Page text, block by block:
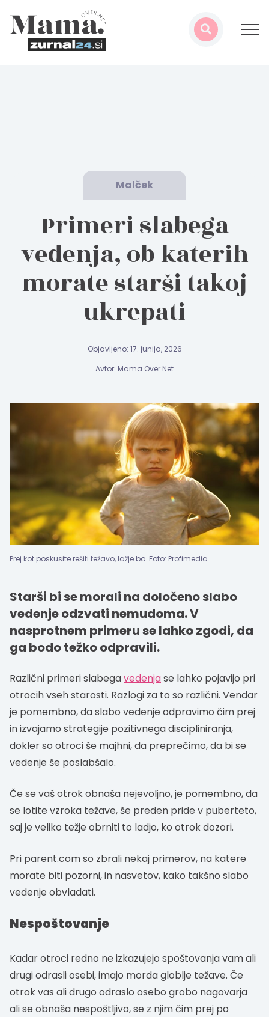
Malček
Primeri slabega
vedenja, ob katerih
morate starši takoj
ukrepati
Objavljeno: 17. junija, 2026
Avtor: Mama.Over.Net
Prej kot poskusite rešiti težavo, lažje bo. Foto: Profimedia
Starši bi se morali na določeno slabo
vedenje odzvati nemudoma. V
nasprotnem primeru se lahko zgodi, da
ga bodo težko odpravili.
Različni primeri slabegavedenjase lahko pojavijo pri
otrocih vseh starosti. Razlogi za to so različni. Vendar
je pomembno, da slabo vedenje odpravimo čim prej
in izvajamo strategije pozitivnega discipliniranja,
dokler so otroci še majhni, da preprečimo, da bi se
vedenje še poslabšalo.
Če se vaš otrok obnaša nejevoljno, je pomembno, da
se lotite vzroka težave, še preden pride v puberteto,
saj je veliko težje obrniti to ladjo, ko otrok dozori.
Pri parent.com so zbrali nekaj primerov, na katere
morate biti pozorni, in nasvetov, kako takšno slabo
vedenje obvladati.
Nespoštovanje
Kadar otroci redno ne izkazujejo spoštovanja vam ali
drugi odrasli osebi, imajo morda globlje težave. Če
otrok vas ali drugo odraslo osebo grobo nagovarja
ali se obnaša nespoštljivo, se z njim čim prej po